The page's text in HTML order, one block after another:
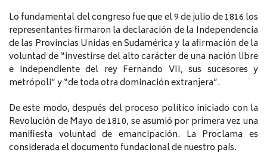
Lo fundamental del congreso fue que el 9 de julio de 1816 los
representantes firmaron la declaración de la Independencia
de las Provincias Unidas en Sudamérica y la afirmación de la
voluntad de “investirse del alto carácter de una nación libre
e independiente del rey Fernando VII, sus sucesores y
metrópoli” y “de toda otra dominación extranjera”.
De este modo, después del proceso político iniciado con la
Revolución de Mayo de 1810, se asumió por primera vez una
manifiesta voluntad de emancipación. La Proclama es
considerada el documento fundacional de nuestro país.